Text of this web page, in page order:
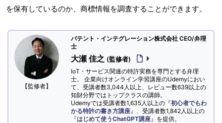
を保有しているのか、商標情報を調査することができます。
【監修者】
パテント・インテグレーション株式会社 CEO/弁理
士
大瀬 佳之 (監修者)
IoT・サービス関連の特許実務を専門とする弁理
士。 企業向けオンライン学習講座のUdemyにおい
て、受講者数3,044人以上、レビュー数639以上の
知財分野ではトップクラスの講師。
Udemyでは受講者数1,635人以上の『初心者でもわ
かる特許の書き方講座 』、受講者数1,842人以上の
『はじめて使うChatGPT講座 』を提供。